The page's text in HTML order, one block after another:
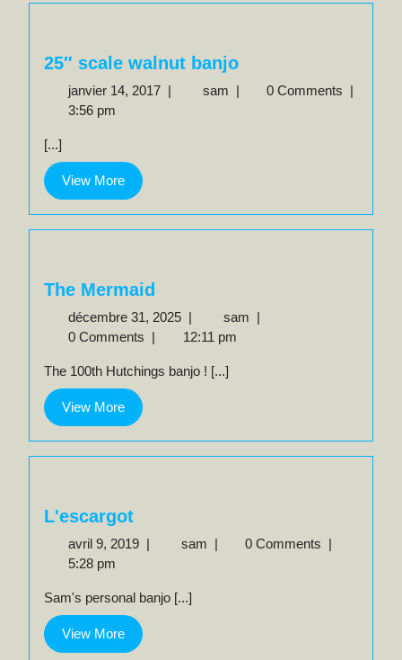
25″ scale walnut banjo
janvier 14, 2017 janvier
| sam 25″
| 0 Comments |
3:56 pm
[...]
View MoreView
More
The Mermaid
décembre 31, 2025 décembre
31,
| sam The
|
0 Comments | 12:11 pm
The 100th Hutchings banjo ! [...]
View MoreView
More
L'escargot
avril 9, 2019 avril
| sam L'escargot
| 0 Comments |
5:28 pm
Sam's personal banjo [...]
View MoreView
More